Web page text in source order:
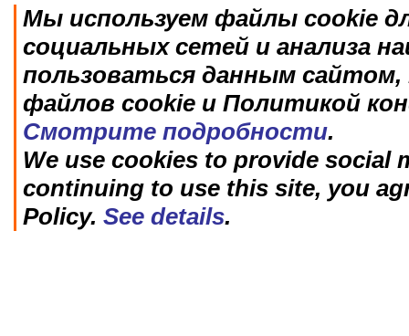
Мы используем файлы cookie
социальных сетей и анализа
пользоваться данным
файлов cookie и Политикой
Смотрите подробности.
We use cookies to provide social
continuing to use this site, you
Policy. See details.